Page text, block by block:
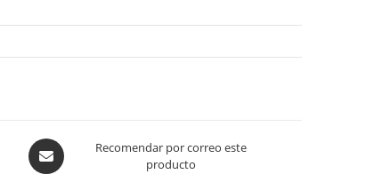
Opens
in
Recomendar por correo este
producto